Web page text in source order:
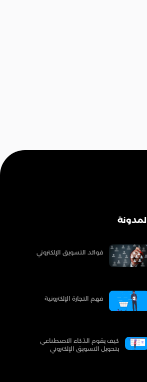
المدونة
فوائد التسويق الإلكتروني
فهم التجارة الإلكترونية
كيف يقوم الذكاء الاصطناعي
بتحويل التسويق الإلكتروني